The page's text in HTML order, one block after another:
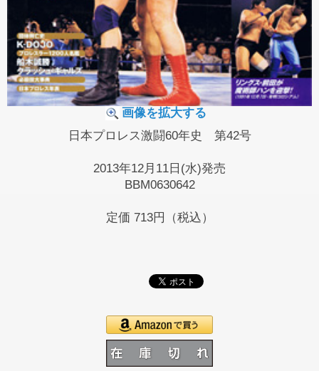
画像を拡大する
日本プロレス激闘60年史 第42号
2013年12月11日(水)発売
BBM0630642
定価 713円（税込）